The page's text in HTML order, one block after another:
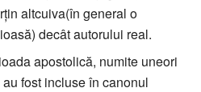
altcuiva(în general o
decât autorului real.
apostolică, numite uneori
fost incluse în canonul